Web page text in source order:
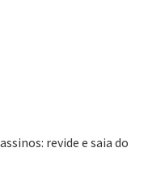
revide e saia do